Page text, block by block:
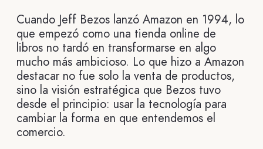
Cuando Jeff Bezos lanzó Amazon en 1994, lo
que empezó como una tienda online de
libros no tardó en transformarse en algo
mucho más ambicioso. Lo que hizo a Amazon
destacar no fue solo la venta de productos,
sino la visión estratégica que Bezos tuvo
desde el principio: usar la tecnología para
cambiar la forma en que entendemos el
comercio.